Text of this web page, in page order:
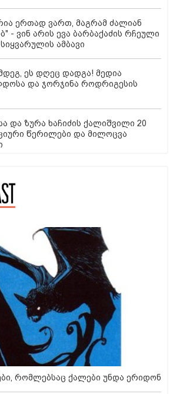
ერთად ვართ, მაგრამ ძალიან
- ვინ არის ევა ბარბაქაძის რჩეული
ამბავი
ეს დღეც დადგა! მედია
და ჯორჯინა როდრიგესის
და ზურა ხაჩიძის ქალიშვილი 20
წერილები და მილოცვა
რომლებსაც ქალები უნდა ერიდონ